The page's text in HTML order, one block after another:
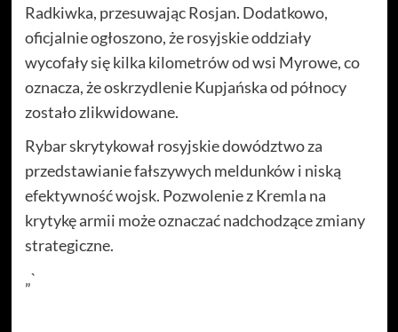
Radkiwka, przesuwając Rosjan. Dodatkowo,
oficjalnie ogłoszono, że rosyjskie oddziały
wycofały się kilka kilometrów od wsi Myrowe, co
oznacza, że oskrzydlenie Kupjańska od północy
zostało zlikwidowane.
Rybar skrytykował rosyjskie dowództwo za
przedstawianie fałszywych meldunków i niską
efektywność wojsk. Pozwolenie z Kremla na
krytykę armii może oznaczać nadchodzące zmiany
strategiczne.
„`